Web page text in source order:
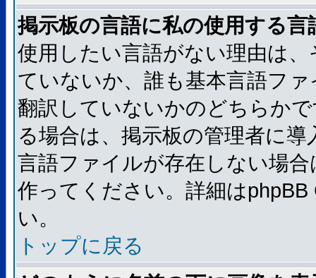
掲示板の言語に私の使用する
使用したい言語がない理由は
ていないか、誰も基本言語フ
翻訳していないかのどちらか
る場合は、掲示板の管理者に
言語ファイルが存在しない場
作ってください。詳細は
い。
トップに戻る